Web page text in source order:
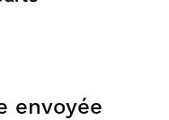
envoyée